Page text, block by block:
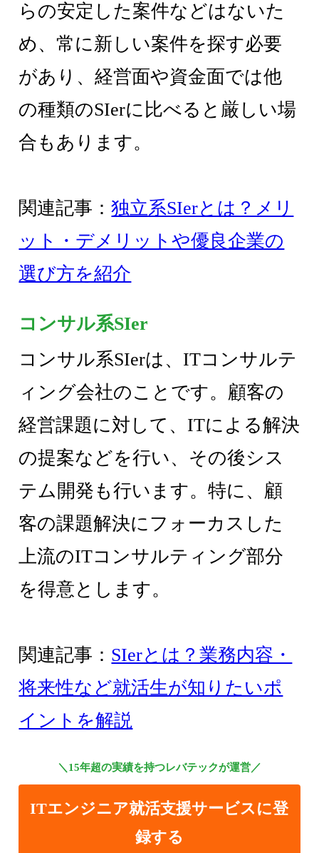
らの安定した案件などはないた
め、常に新しい案件を探す必要
があり、経営面や資金面では他
の種類のSIerに比べると厳しい場
合もあります。
関連記事：独立系SIerとは？メリ
ット・デメリットや優良企業の
選び方を紹介
コンサル系SIer
コンサル系SIerは、ITコンサルテ
ィング会社のことです。顧客の
経営課題に対して、ITによる解決
の提案などを行い、その後シス
テム開発も行います。特に、顧
客の課題解決にフォーカスした
上流のITコンサルティング部分
を得意とします。
関連記事： SIerとは？業務内容・
将来性など就活生が知りたいポ
イントを解説
＼15年超の実績を持つレバテックが運営／
ITエンジニア就活支援サービスに登
録する